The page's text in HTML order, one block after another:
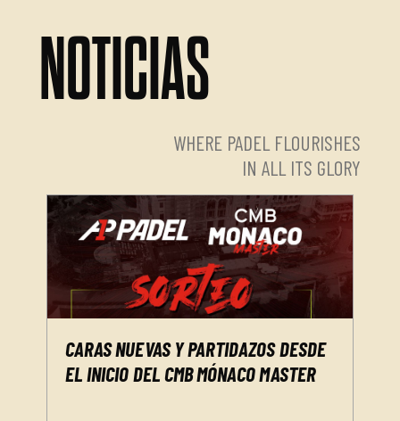
NOTICIAS
WHERE PADEL FLOURISHES
IN ALL ITS GLORY
CARAS NUEVAS Y PARTIDAZOS DESDE
EL INICIO DEL CMB MÓNACO MASTER